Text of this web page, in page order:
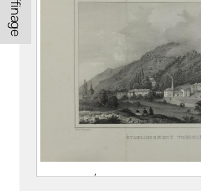
Affinage
Allevard. Établissement